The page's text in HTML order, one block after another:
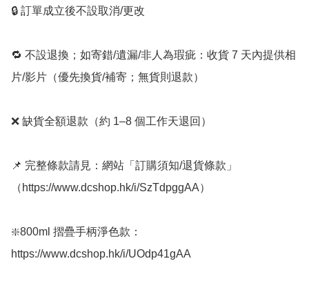
🔒 訂單成立後不設取消/更改
🔁 不設退換；如寄錯/遺漏/非人為瑕疵：收貨 7 天內提供相
片/影片（優先換貨/補寄；無貨則退款）
❌ 缺貨全額退款（約 1–8 個工作天退回）
📌 完整條款請見：網站「訂購須知/退貨條款」
（https://www.dcshop.hk/i/SzTdpggAA）
❇️800ml 摺疊手柄淨色款：
https://www.dcshop.hk/i/UOdp41gAA